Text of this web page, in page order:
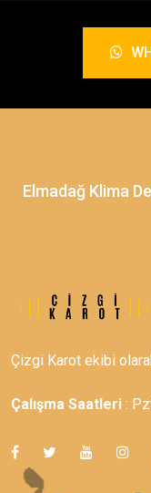
Elmadağ Klima
Çizgi Karot ekibi
Çalışma Saatleri :